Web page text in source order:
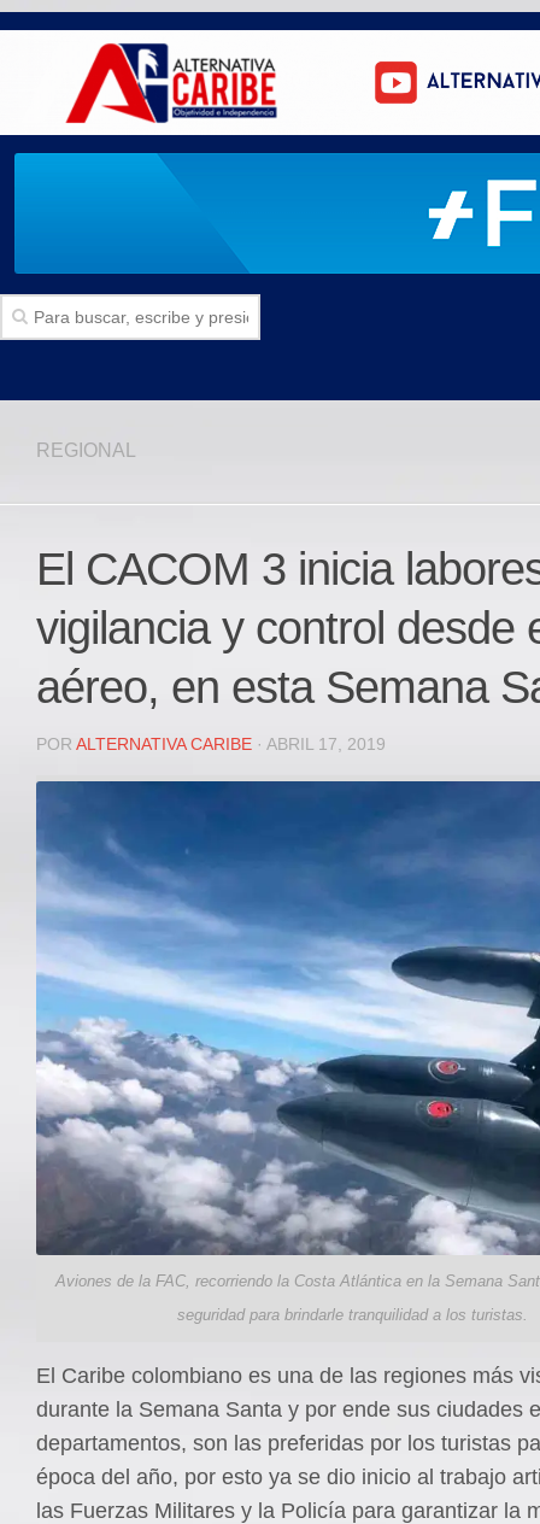
Politica
Deportes
JUDICIAL
REGIONAL
DEPARTAMENTAL
Contactenos
facebook
Twitter
Instagram
Registro ISSN: 2711-3299
REGIONAL
El CACOM 3 inicia
vigilancia y control desde
aéreo, en esta Semana
POR ALTERNATIVA CARIBE · ABRIL 17, 2019
Aviones de la FAC, recorriendo la Costa Atlántica en la Semana
seguridad para brindarle tranquilidad a los turistas.
El Caribe colombiano es una de las regiones más
durante la Semana Santa y por ende sus ciudades
departamentos, son las preferidas por los turistas
época del año, por esto ya se dio inicio al trabajo
las Fuerzas Militares y la Policía para garantizar la